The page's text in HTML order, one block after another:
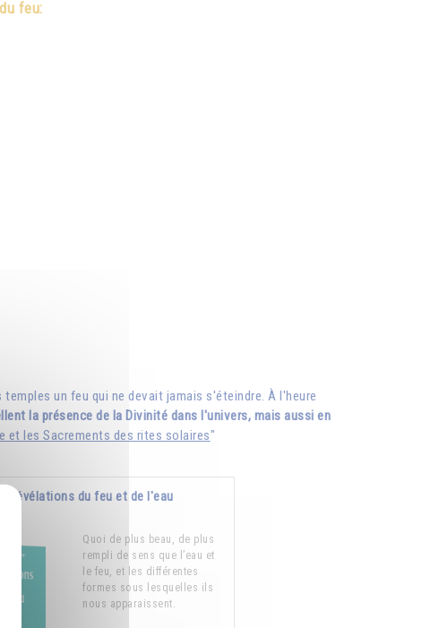
feu:
un feu qui ne devait jamais s'éteindre. À l'heure
la présence de la Divinité dans l'univers, mais aussi en
et les Sacrements des rites solaires"
révélations du feu et de l'eau
Quoi de plus beau, de plus
rempli de sens que l’eau et
le feu, et les différentes
formes sous lesquelles ils
nous apparaissent.